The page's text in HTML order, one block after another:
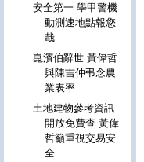
安全第一 學甲警機
動測速地點報您
哉
崑濱伯辭世 黃偉哲
與陳吉仲弔念農
業表率
土地建物參考資訊
開放免費查 黃偉
哲籲重視交易安
全